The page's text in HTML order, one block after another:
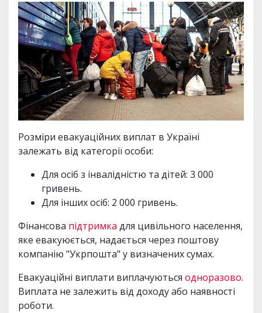
Розміри евакуаційних виплат в Україні
залежать від категорії особи:
Для осіб з інвалідністю та дітей: 3 000
гривень.
Для інших осіб: 2 000 гривень.
Фінансова підтримка для цивільного населення,
яке евакуюється, надається через поштову
компанію "Укрпошта" у визначених сумах.
Евакуаційні виплати виплачуються одноразово.
Виплата не залежить від доходу або наявності
роботи.